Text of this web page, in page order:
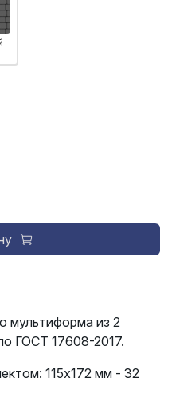
мультиформа из 2
ГОСТ 17608-2017.
115х172 мм - 32